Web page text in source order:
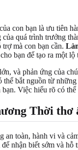
con bạn là ưu tiên
quá trình trưởng
mà con bạn cần.
bạn để tạo ra một
và phản ứng của
bắt nguồn từ
Việc hiểu rõ có
Thời
an toàn, hành vi và
nhận biết sớm và